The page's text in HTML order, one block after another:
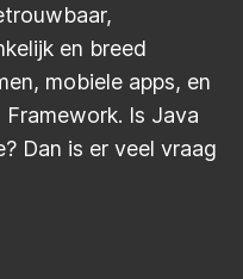
en breed
mobiele apps, en
Is Java
Dan is er veel vraag